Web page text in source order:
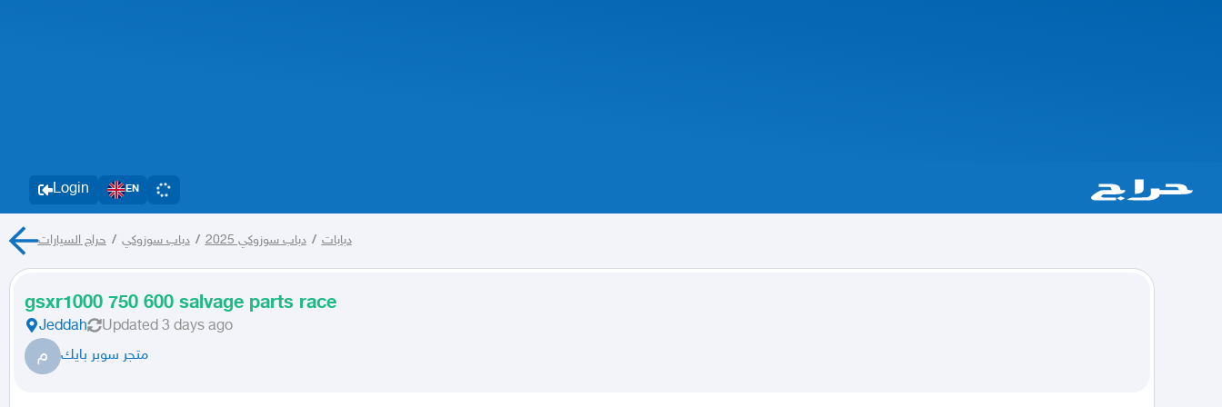
Login EN
دبابات / دباب سوزوكي 2025 / دباب سوزوكي / حراج السيارات
gsxr1000 750 600 salvage parts race
Jeddah Updated 3 days ago
م متجر سوبر بايك